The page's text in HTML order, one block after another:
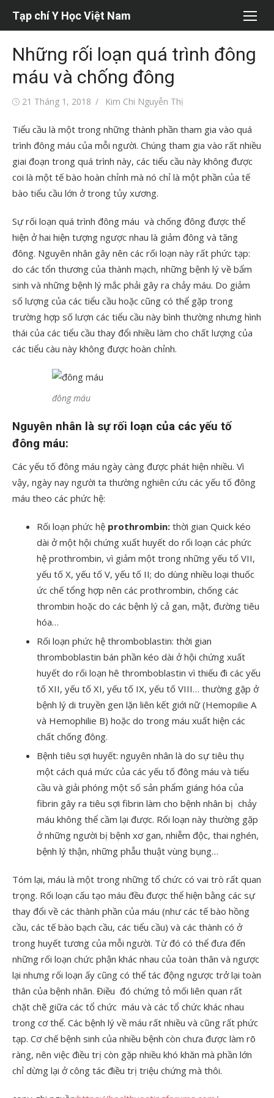
dung
Tạp chí Y Học Việt Nam
Những rối loạn quá trình đông
máu và chống đông
Đăng21 Tháng 1, 2018
Tác
Kim Chi Nguyễn Thị
Tiểu cầu là một trong những thành phần tham gia vào quá
trình đông máu của mỗi người. Chúng tham gia vào rất nhiều
giai đoạn trong quá trình này, các tiểu cầu này không được
coi là một tế bào hoàn chỉnh mà nó chỉ là một phần của tế
bào tiểu cầu lớn ở trong tủy xương.
Sự rối loạn quá trình đông máu và chống đông được thể
hiện ở hai hiện tượng ngược nhau là giảm đông và tăng
đông. Nguyên nhân gây nên các rối loạn này rất phức tạp:
do các tổn thương của thành mạch, những bệnh lý về bẩm
sinh và những bệnh lý mắc phải gây ra chảy máu. Do giảm
số lượng của các tiểu cầu hoặc cũng có thể gặp trong
trường hợp số lượn các tiểu cầu này bình thường nhưng hình
thái của các tiểu cầu thay đổi nhiều làm cho chất lượng của
các tiểu càu này không được hoàn chỉnh.
đông máu
Nguyên nhân là sự rối loạn của các yếu tố
đông máu:
Các yếu tố đông máu ngày càng được phát hiện nhiều. Vì
vậy, ngày nay người ta thường nghiên cứu các yếu tố đông
máu theo các phức hệ:
Rối loạn phức hệ prothrombin: thời gian Quick kéo
dài ở một hội chứng xuất huyết do rối loạn các phức
hệ prothrombin, vì giảm một trong những yếu tố VII,
yếu tố X, yếu tố V, yếu tố II; do dùng nhiều loại thuốc
ức chế tổng hợp nên các prothrombin, chống các
thrombin hoặc do các bệnh lý cả gan, mật, đường tiêu
hóa…
Rối loạn phức hệ thromboblastin: thời gian
thromboblastin bán phần kéo dài ở hội chứng xuất
huyết do rối loạn hê thromboblastin vì thiếu đi các yếu
tố XII, yếu tố XI, yếu tố IX, yếu tố VIII… thường gặp ở
bệnh lý di truyền gen lặn liên kết giới nữ (Hemopilie A
và Hemophilie B) hoặc do trong máu xuất hiện các
chất chống đông.
Bệnh tiêu sợi huyết: nguyên nhân là do sự tiêu thụ
một cách quá mức của các yếu tố đông máu và tiểu
cầu và giải phóng một số sản phẩm giáng hóa của
fibrin gây ra tiêu sợi fibrin làm cho bệnh nhân bị chảy
máu không thể cầm lại được. Rối loạn này thường gặp
ở những người bị bệnh xơ gan, nhiễm độc, thai nghén,
bệnh lý thận, những phẫu thuật vùng bụng…
Tóm lại, máu là một trong những tổ chức có vai trò rất quan
trọng. Rối loạn cấu tạo máu đều được thể hiện bằng các sự
thay đổi về các thành phần của máu (như các tế bào hồng
cầu, các tế bào bạch cầu, các tiểu cầu) và các thành có ở
trong huyết tương của mỗi người. Từ đó có thể đưa đến
những rối loạn chức phận khác nhau của toàn thân và ngược
lại nhưng rối loạn ấy cũng có thể tác động ngược trở lại toàn
thân của bệnh nhân. Điều đó chứng tỏ mối liên quan rất
chặt chẽ giữa các tổ chức máu và các tổ chức khác nhau
trong cơ thể. Các bệnh lý về máu rất nhiều và cũng rất phức
tạp. Cơ chế bệnh sinh của nhiều bệnh còn chưa được làm rõ
ràng, nên việc điều trị còn gặp nhiều khó khăn mà phần lớn
chỉ dừng lại ở công tác điều trị triệu chứng mà thôi.